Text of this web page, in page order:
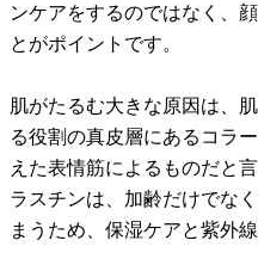
ンケアをするのではなく、
とがポイントです。
肌がたるむ大きな原因は、
る役割の真皮層にあるコラ
えた表情筋によるものだと
ラスチンは、加齢だけでな
まうため、保湿ケアと紫外